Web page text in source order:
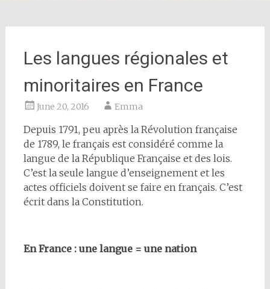
Les langues régionales et
minoritaires en France
June 20, 2016 Emma
Depuis 1791, peu après la Révolution française
de 1789, le français est considéré comme la
langue de la République Française et des lois.
C’est la seule langue d’enseignement et les
actes officiels doivent se faire en français. C’est
écrit dans la Constitution.
En France : une langue = une nation